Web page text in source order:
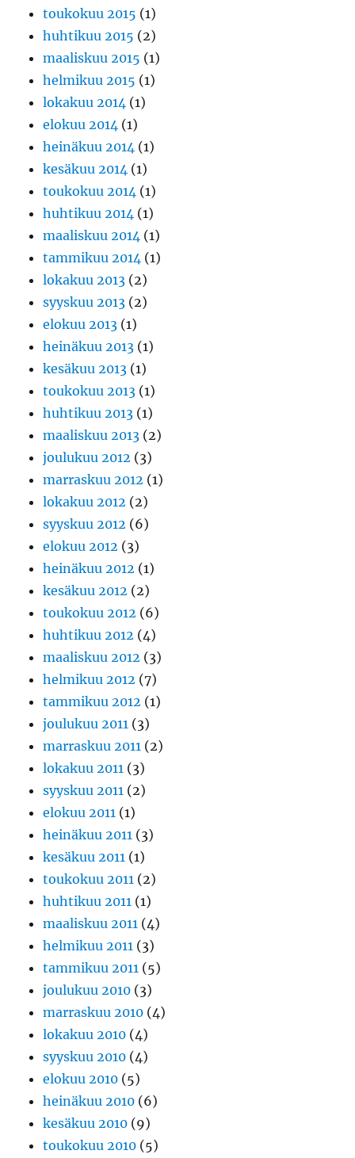
toukokuu 2015 (1)
huhtikuu 2015 (2)
maaliskuu 2015 (1)
helmikuu 2015 (1)
lokakuu 2014 (1)
elokuu 2014 (1)
heinäkuu 2014 (1)
kesäkuu 2014 (1)
toukokuu 2014 (1)
huhtikuu 2014 (1)
maaliskuu 2014 (1)
tammikuu 2014 (1)
lokakuu 2013 (2)
syyskuu 2013 (2)
elokuu 2013 (1)
heinäkuu 2013 (1)
kesäkuu 2013 (1)
toukokuu 2013 (1)
huhtikuu 2013 (1)
maaliskuu 2013 (2)
joulukuu 2012 (3)
marraskuu 2012 (1)
lokakuu 2012 (2)
syyskuu 2012 (6)
elokuu 2012 (3)
heinäkuu 2012 (1)
kesäkuu 2012 (2)
toukokuu 2012 (6)
huhtikuu 2012 (4)
maaliskuu 2012 (3)
helmikuu 2012 (7)
tammikuu 2012 (1)
joulukuu 2011 (3)
marraskuu 2011 (2)
lokakuu 2011 (3)
syyskuu 2011 (2)
elokuu 2011 (1)
heinäkuu 2011 (3)
kesäkuu 2011 (1)
toukokuu 2011 (2)
huhtikuu 2011 (1)
maaliskuu 2011 (4)
helmikuu 2011 (3)
tammikuu 2011 (5)
joulukuu 2010 (3)
marraskuu 2010 (4)
lokakuu 2010 (4)
syyskuu 2010 (4)
elokuu 2010 (5)
heinäkuu 2010 (6)
kesäkuu 2010 (9)
toukokuu 2010 (5)